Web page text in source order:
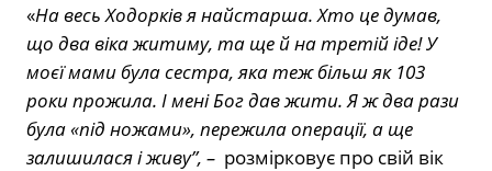
«На весь Ходорків я найстарша. Хто це думав,
що два віка житиму, та ще й на третій іде! У
моєї мами була сестра, яка теж більш як 103
роки прожила. І мені Бог дав жити. Я ж два рази
була «під ножами», пережила операції, а ще
залишилася і живу”, – розмірковує про свій вік